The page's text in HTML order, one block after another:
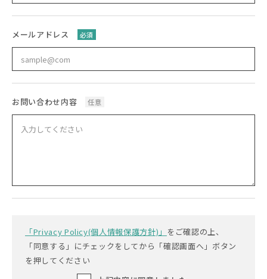
メールアドレス 必須
お問い合わせ内容 任意
「Privacy Policy(個人情報保護方針)」 をご確認の上、
「同意する」にチェックをしてから「確認画面へ」ボタン
を押してください